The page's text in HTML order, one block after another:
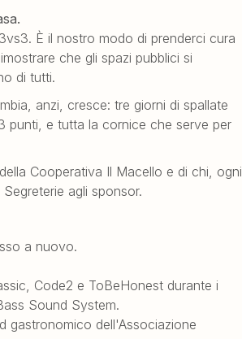
È il nostro modo di prenderci cura
che gli spazi pubblici si
di tutti.
anzi, cresce: tre giorni di spallate
punti, e tutta la cornice che serve per
Cooperativa Il Macello e di chi, ogni
agli sponsor.
a nuovo.
Code2 e ToBeHonest durante i
Sound System.
gastronomico dell'Associazione